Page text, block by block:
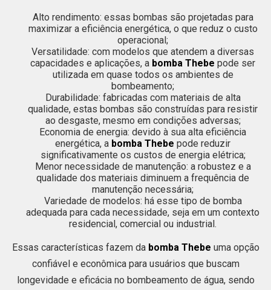
Alto rendimento: essas bombas são projetadas para
maximizar a eficiência energética, o que reduz o custo
operacional;
Versatilidade: com modelos que atendem a diversas
capacidades e aplicações, a bomba Thebe pode ser
utilizada em quase todos os ambientes de
bombeamento;
Durabilidade: fabricadas com materiais de alta
qualidade, estas bombas são construídas para resistir
ao desgaste, mesmo em condições adversas;
Economia de energia: devido à sua alta eficiência
energética, a bomba Thebe pode reduzir
significativamente os custos de energia elétrica;
Menor necessidade de manutenção: a robustez e a
qualidade dos materiais diminuem a frequência de
manutenção necessária;
Variedade de modelos: há esse tipo de bomba
adequada para cada necessidade, seja em um contexto
residencial, comercial ou industrial.
Essas características fazem da bomba Thebe uma opção
confiável e econômica para usuários que buscam
longevidade e eficácia no bombeamento de água, sendo